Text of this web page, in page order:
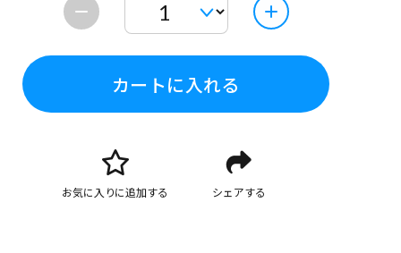
カートに入れる
お気に入りに追加する シェアする